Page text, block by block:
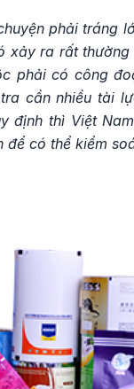
phải tráng
ra rất
phải có công
cần nhiều tài
định thì Việt
để có thể kiểm